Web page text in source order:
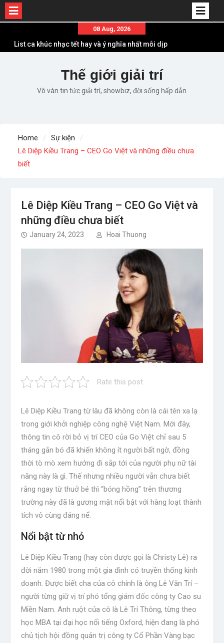
content
08 Aug, 2026
List ca khúc nhạc tết hay và ý nghĩa nhất mỗi dịp
xuân về
Em ơi lên phố – Minh Vương: Màn comeback
Những ca khúc nhạc xuân “sặc mùi” quảng cáo
nhưng vẫn ấn tượng
Lời bài hát Làm Gì Phải Hốt – Sản phẩm âm nhạc
Thế giới giải trí
Vô vàn tin tức giải trí, showbiz, đời sống hấp dẫn
Home
Sự kiện
Lê Diệp Kiều Trang – CEO Go Việt và những điều chưa
biết
Lê Diệp Kiều Trang – CEO Go Việt và
những điều chưa biết
January 24, 2023 Hoai Thuong
Rate this post
Lê Diệp Kiều Trang từ lâu đã không còn là cái tên xa lạ
trong giới khởi nghiệp công nghệ Việt Nam. Mới đây,
thông tin cô rời bỏ vị trí CEO của Go Việt chỉ sau 5
tháng gắn bó đã khiến không ít người bất ngờ, đồng
thời tò mò xem hướng đi sắp tới của người phụ nữ tài
năng này là gì. Thế nhưng nhiều người vẫn chưa biết
rằng ngay từ thuở bé thì “bóng hồng” trên thương
trường này đã là gương mặt nổi bật với hàng loạt thành
tích vô cùng đáng nể.
Nổi bật từ nhỏ
Lê Diệp Kiều Trang (hay còn được gọi là Christy Lê) ra
đời năm 1980 trong một gia đình có truyền thống kinh
doanh. Được biết cha của cô chính là ông Lê Văn Trí –
người từng giữ vị trí phó tổng giám đốc công ty Cao su
Miền Nam. Anh ruột của cô là Lê Trí Thông, từng theo
học MBA tại đại học nổi tiếng Oxford, hiện đang là phó
chủ tịch hội đồng quản trị công ty Cổ Phần Vàng bạc